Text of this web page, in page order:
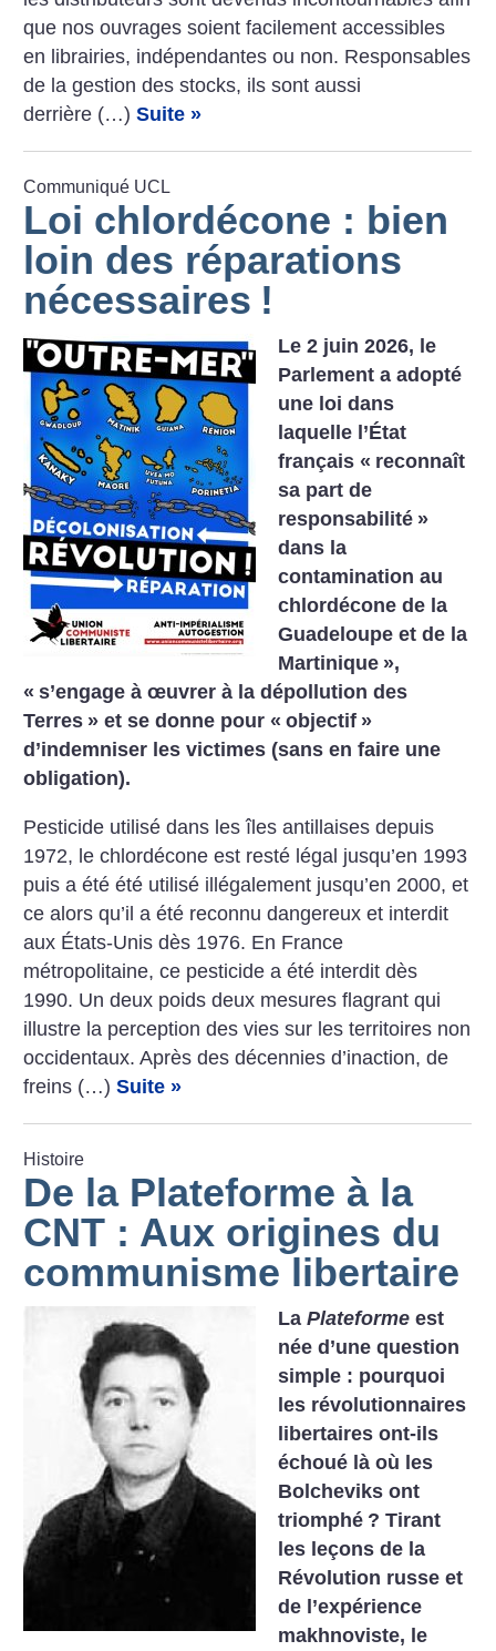
que nos ouvrages soient facilement accessibles
en librairies, indépendantes ou non. Responsables
de la gestion des stocks, ils sont aussi
derrière (…)Suite »
Communiqué UCL
Loi chlordécone : bien
loin des réparations
nécessaires !
Le 2 juin 2026, le
Parlement a adopté
une loi dans
laquelle l’État
français « reconnaît
sa part de
responsabilité »
dans la
contamination au
chlordécone de la
Guadeloupe et de la
Martinique »,
« s’engage à œuvrer à la dépollution des
Terres » et se donne pour « objectif »
d’indemniser les victimes (sans en faire une
obligation).
Pesticide utilisé dans les îles antillaises depuis
1972, le chlordécone est resté légal jusqu’en 1993
puis a été été utilisé illégalement jusqu’en 2000, et
ce alors qu’il a été reconnu dangereux et interdit
aux États-Unis dès 1976. En France
métropolitaine, ce pesticide a été interdit dès
1990. Un deux poids deux mesures flagrant qui
illustre la perception des vies sur les territoires non
occidentaux. Après des décennies d’inaction, de
freins (…)Suite »
Histoire
De la Plateforme à la
CNT : Aux origines du
communisme libertaire
LaPlateforme est
née d’une question
simple : pourquoi
les révolutionnaires
libertaires ont-ils
échoué là où les
Bolcheviks ont
triomphé ? Tirant
les leçons de la
Révolution russe et
de l’expérience
makhnoviste, le